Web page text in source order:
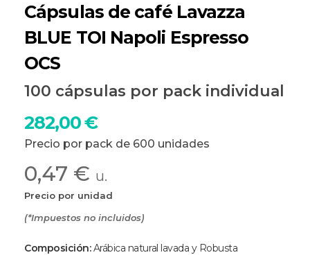
Cápsulas de café Lavazza
BLUE TOI Napoli Espresso
OCS
100 cápsulas por pack individual
Precio por pack de 600 unidades
(*Impuestos no incluidos)
282,00€
Precio por unidad
Composición:Arábica natural lavada y Robusta
0,47 € u.